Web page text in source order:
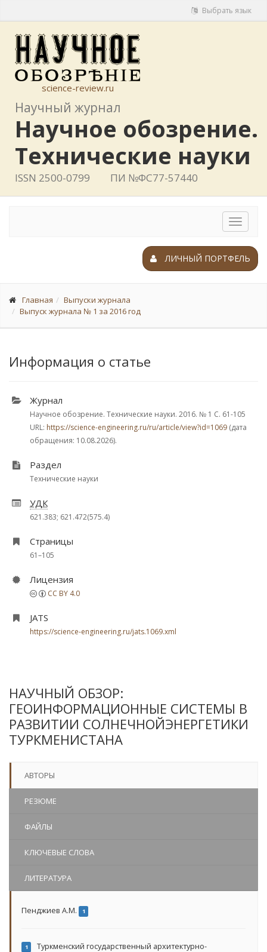
Выбрать язык
science-review.ru
Научный журнал
Научное обозрение.
Технические науки
ISSN 2500-0799 ПИ №ФС77-57440
Toggle
ЛИЧНЫЙ ПОРТФЕЛЬ
Главная
Выпуски журнала
Выпуск журнала № 1 за 2016 год
Информация о статье
Журнал
Научное обозрение. Технические науки. 2016. № 1 С. 61-105
URL: https://science-engineering.ru/ru/article/view?id=1069 (дата
обращения: 10.08.2026).
Раздел
Технические науки
УДК
621.383; 621.472(575.4)
Страницы
61–105
Лицензия
CC BY 4.0
JATS
https://science-engineering.ru/jats.1069.xml
НАУЧНЫЙ ОБЗОР:
ГЕОИНФОРМАЦИОННЫЕ СИСТЕМЫ В
РАЗВИТИИ СОЛНЕЧНОЙЭНЕРГЕТИКИ
ТУРКМЕНИСТАНА
АВТОРЫ
РЕЗЮМЕ
ФАЙЛЫ
КЛЮЧЕВЫЕ СЛОВА
ЛИТЕРАТУРА
Пенджиев А.М. 1
1
Туркменский государственный архитектурно-